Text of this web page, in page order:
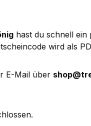
hast du schnell ein
wird als
E-Mail über